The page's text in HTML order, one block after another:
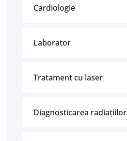
Cardiologie
Laborator
Tratament cu laser
Diagnosticarea radiațiilor